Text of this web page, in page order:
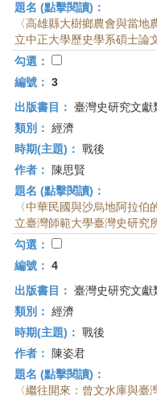
題名 (點擊閱讀)：
〈高雄縣大樹鄉農會與當
立中正大學歷史學系碩士論
勾選：
編號： 3
出版書目： 臺灣史研究文
類別： 經濟
時期(主題)： 戰後
作者：
陳思賢
題名 (點擊閱讀)：
〈中華民國與沙烏地阿拉
立臺灣師範大學臺灣史研究
勾選：
編號： 4
出版書目： 臺灣史研究文
類別： 經濟
時期(主題)： 戰後
作者：
陳姿君
題名 (點擊閱讀)：
〈繼往開來：曾文水庫與